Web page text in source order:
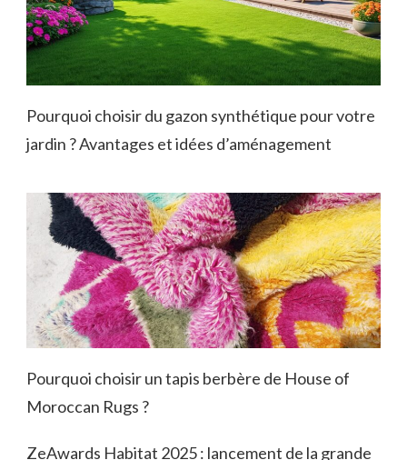
Pourquoi choisir du gazon synthétique pour votre
jardin ? Avantages et idées d’aménagement
Pourquoi choisir un tapis berbère de House of
Moroccan Rugs ?
ZeAwards Habitat 2025 : lancement de la grande